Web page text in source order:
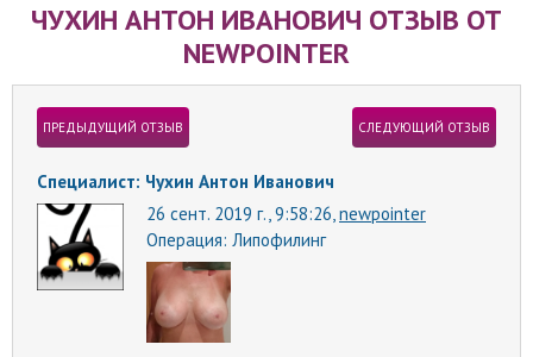
ЧУХИН АНТОН ИВАНОВИЧ ОТЗЫВ ОТ
NEWPOINTER
ПРЕДЫДУЩИЙ ОТЗЫВ СЛЕДУЮЩИЙ ОТЗЫВ
Специалист: Чухин Антон Иванович
26 сент. 2019 г., 9:58:26, newpointer
Операция: Липофилинг